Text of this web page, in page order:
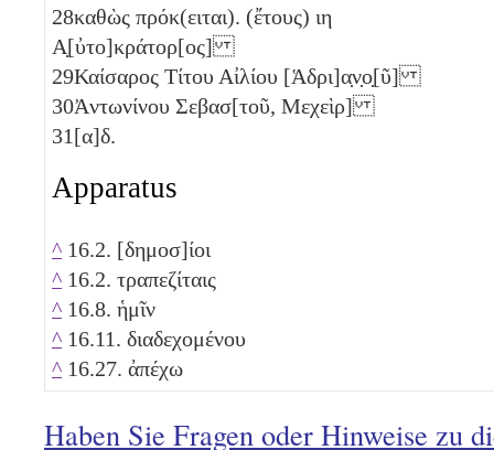
28καθὼς πρόκ(ειται). (ἔτους) ιη
Α̣[ὐτο]κράτορ[ος]
29Καίσαρος Τίτου Αἰλίου [Ἁδρι]α̣ν̣ο̣[ῦ]
30Ἀντωνίνου Σεβασ[τοῦ, Μεχεὶρ]
31[α]δ.
Apparatus
^ 16.2. [δημοσ]ίοι
^ 16.2. τραπεζίταις
^ 16.8. ἡμῖν
^ 16.11. διαδεχομένου
^ 16.27. ἀπέχω
Haben Sie Fragen oder Hinweise zu